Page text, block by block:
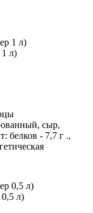
л)
сыр,
белков - 7,7 г .,
л)